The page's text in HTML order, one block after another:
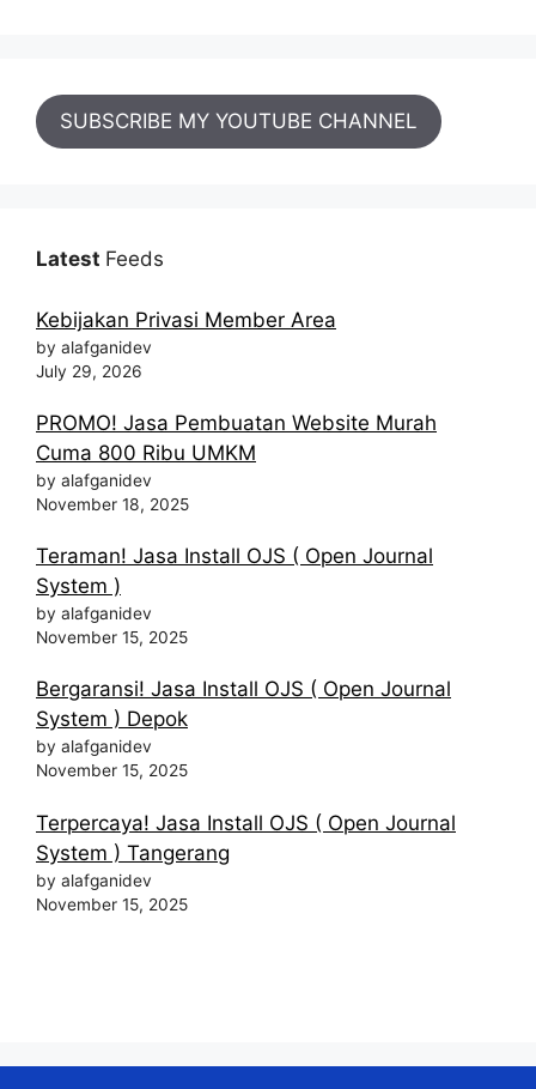
SUBSCRIBE MY YOUTUBE CHANNEL
Latest Feeds
Kebijakan Privasi Member Area
by alafganidev
July 29, 2026
PROMO! Jasa Pembuatan Website Murah
Cuma 800 Ribu UMKM
by alafganidev
November 18, 2025
Teraman! Jasa Install OJS ( Open Journal
System )
by alafganidev
November 15, 2025
Bergaransi! Jasa Install OJS ( Open Journal
System ) Depok
by alafganidev
November 15, 2025
Terpercaya! Jasa Install OJS ( Open Journal
System ) Tangerang
by alafganidev
November 15, 2025